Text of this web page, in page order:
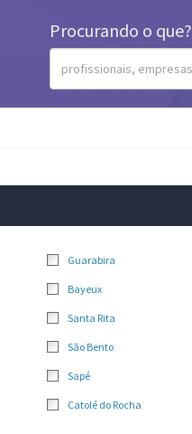
Procurando o que?
Guarabira
Bayeux
Santa Rita
São Bento
Sapé
Catolé do Rocha